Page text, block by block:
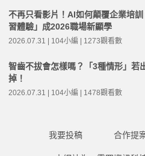
不再只看影片！AI如何顛覆企業培
習體驗」成2026職場新顯學
2026.07.31 | 104小編 | 1273觀看數
智齒不拔會怎樣嗎？「3種情形」若
掉！
2026.07.31 | 104小編 | 1478觀看數
我要投稿 合作提